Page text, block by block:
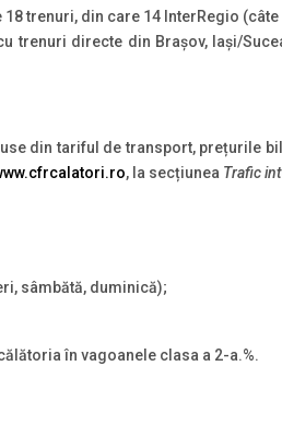
trenuri, din care 14 InterRegio
trenuri directe din Brașov, Iași/
din tariful de transport, prețurile
, la secțiunea Trafic
sâmbătă, duminică);
în vagoanele clasa a 2-a.%.